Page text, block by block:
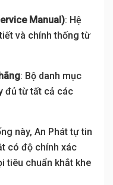
Manual): Hệ
và chính thống từ
: Bộ danh mục
đủ từ tất cả các
này, An Phát tự tin
có độ chính xác
tiêu chuẩn khắt khe